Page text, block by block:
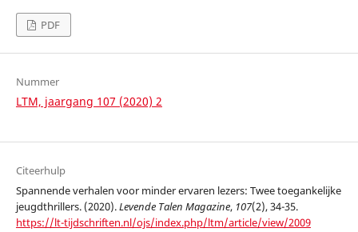
PDF
Nummer
LTM, jaargang 107 (2020) 2
Citeerhulp
Spannende verhalen voor minder ervaren lezers: Twee toegankelijke
jeugdthrillers. (2020).Levende Talen Magazine, 107(2), 34-35.
https://lt-tijdschriften.nl/ojs/index.php/ltm/article/view/2009